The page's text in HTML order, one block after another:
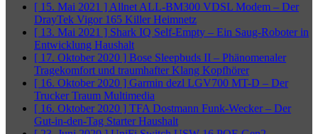
[ 15. Mai 2021 ] Allnet ALL-BM300 VDSL Modem – Der
DrayTek Vigor 165 KillerHeimnetz
[ 13. Mai 2021 ] Shark IQ Self-Empty – Ein Saug-Roboter in
Entwicklung Haushalt
[ 17. Oktober 2020 ] Bose Sleepbuds II – Phänomenaler
Tragekomfort und traumhafter Klang Kopfhörer
[ 16. Oktober 2020 ] Garmin dezl LGV700 MT-D – Der
Trucker Traum Multimedia
[ 16. Oktober 2020 ] TFA Dostmann Funk-Wecker – Der
Gut-in-den-Tag StarterHaushalt